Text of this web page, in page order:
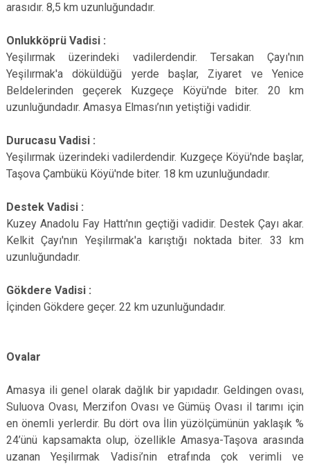
arasıdır. 8,5 km uzunluğundadır.
Onlukköprü Vadisi :
Yeşilırmak üzerindeki vadilerdendir. Tersakan Çayı'nın
Yeşilırmak'a döküldüğü yerde başlar, Ziyaret ve Yenice
Beldelerinden geçerek Kuzgeçe Köyü'nde biter. 20 km
uzunluğundadır. Amasya Elması’nın yetiştiği vadidir.
Durucasu Vadisi :
Yeşilırmak üzerindeki vadilerdendir. Kuzgeçe Köyü'nde başlar,
Taşova Çambükü Köyü'nde biter. 18 km uzunluğundadır.
Destek Vadisi :
Kuzey Anadolu Fay Hattı'nın geçtiği vadidir. Destek Çayı akar.
Kelkit Çayı'nın Yeşilırmak'a karıştığı noktada biter. 33 km
uzunluğundadır.
Gökdere Vadisi :
İçinden Gökdere geçer. 22 km uzunluğundadır.
Ovalar
Amasya ili genel olarak dağlık bir yapıdadır. Geldingen ovası,
Suluova Ovası, Merzifon Ovası ve Gümüş Ovası il tarımı için
en önemli yerlerdir. Bu dört ova İlin yüzölçümünün yaklaşık %
24’ünü kapsamakta olup, özellikle Amasya-Taşova arasında
uzanan Yeşilırmak Vadisi’nin etrafında çok verimli ve